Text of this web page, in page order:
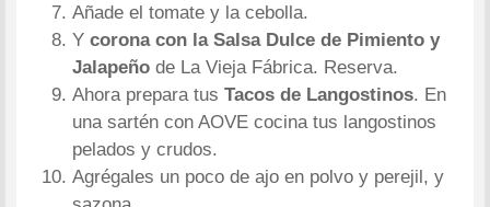
Añade el tomate y la cebolla.
Ycorona con la Salsa Dulce de Pimiento y
Jalapeño de La Vieja Fábrica. Reserva.
Ahora prepara tus Tacos de Langostinos. En
una sartén con AOVE cocina tus langostinos
pelados y crudos.
Agrégales un poco de ajo en polvo y perejil, y